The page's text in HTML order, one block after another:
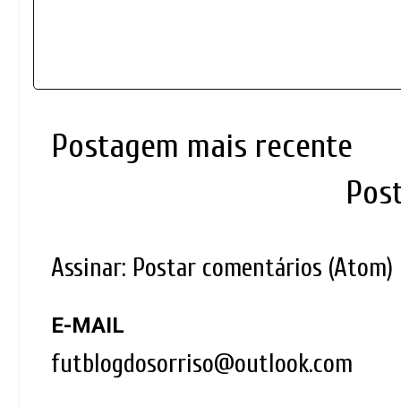
Postagem mais recente
Assinar: Postar comentários (Atom)
E-MAIL
futblogdosorriso@outlook.com